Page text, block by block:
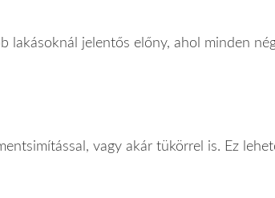
lakásoknál jelentős előny, ahol minden
vagy akár tükörrel is. Ez